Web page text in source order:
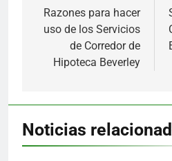
de
entradas
Razones para hacer
uso de los Servicios
de Corredor de
Hipoteca Beverley
Noticias